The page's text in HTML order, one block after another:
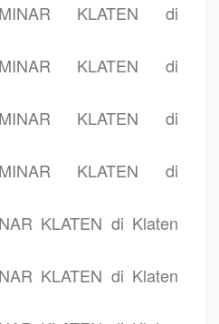
KLATEN di
KLATEN di
KLATEN di
KLATEN di
KLATEN di Klaten
KLATEN di Klaten